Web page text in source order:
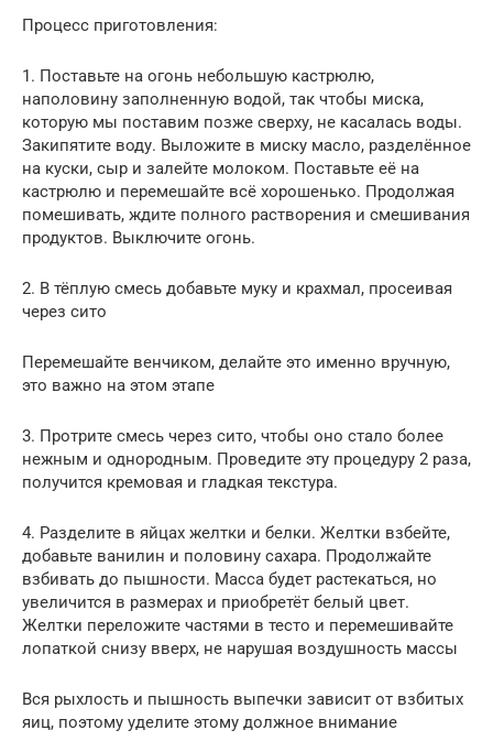
Процесс приготовления:
1. Поставьте на огонь небольшую кастрюлю,
наполовину заполненную водой, так чтобы миска,
которую мы поставим позже сверху, не касалась воды.
Закипятите воду. Выложите в миску масло, разделённое
на куски, сыр и залейте молоком. Поставьте её на
кастрюлю и перемешайте всё хорошенько. Продолжая
помешивать, ждите полного растворения и смешивания
продуктов. Выключите огонь.
2. В тёплую смесь добавьте муку и крахмал, просеивая
через сито
Перемешайте венчиком, делайте это именно вручную,
это важно на этом этапе
3. Протрите смесь через сито, чтобы оно стало более
нежным и однородным. Проведите эту процедуру 2 раза,
получится кремовая и гладкая текстура.
4. Разделите в яйцах желтки и белки. Желтки взбейте,
добавьте ванилин и половину сахара. Продолжайте
взбивать до пышности. Масса будет растекаться, но
увеличится в размерах и приобретёт белый цвет.
Желтки переложите частями в тесто и перемешивайте
лопаткой снизу вверх, не нарушая воздушность массы
Вся рыхлость и пышность выпечки зависит от взбитых
яиц, поэтому уделите этому должное внимание